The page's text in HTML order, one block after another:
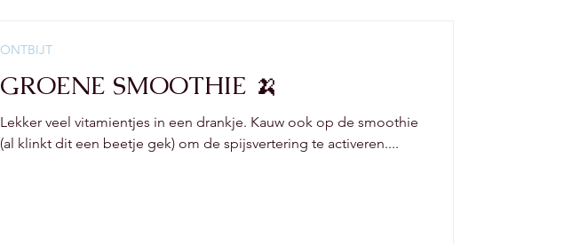
GROENE SMOOTHIE 🍌
Lekker veel vitamientjes in een drankje. Kauw ook op de smoothie
(al klinkt dit een beetje gek) om de spijsvertering te activeren....
ONTBIJT